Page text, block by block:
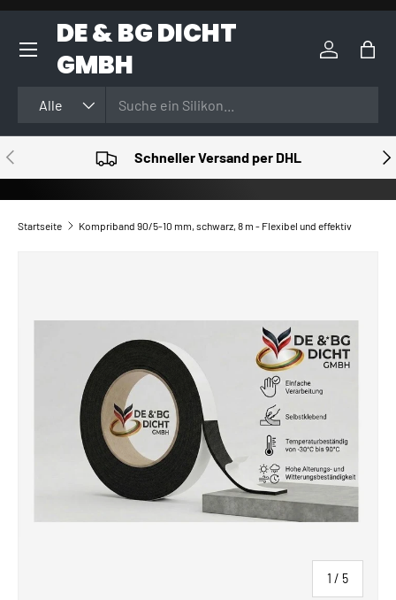
DIREKT ZUM INHALT
DE & BG DICHT
GMBH
Alle
Einloggen
VORHERIGE Schneller Versand per DHL
Startseite Kompriband 90/5-10 mm, schwarz, 8 m - Flexibel und effektiv
1 / von
5